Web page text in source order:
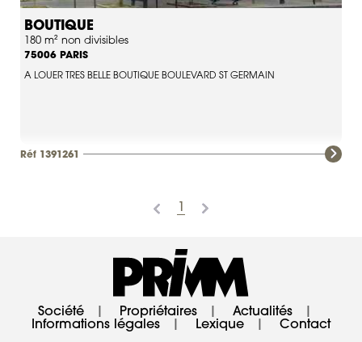
BOUTIQUE
180 m² non divisibles
75006 PARIS
A LOUER TRES BELLE BOUTIQUE BOULEVARD ST GERMAIN
Réf 1391261
Société Propriétaires Actualités
Informations légales
Lexique Contact